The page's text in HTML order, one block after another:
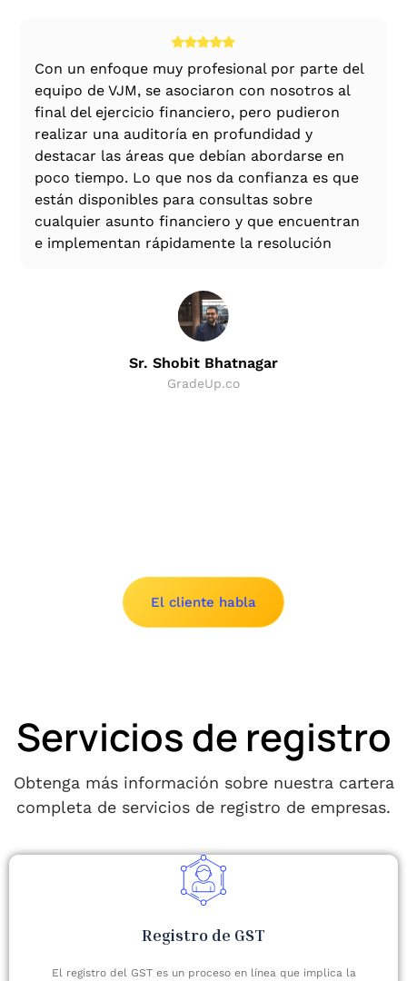
Con un enfoque muy profesional por parte del
equipo de VJM, se asociaron con nosotros al
final del ejercicio financiero, pero pudieron
realizar una auditoría en profundidad y
destacar las áreas que debían abordarse en
poco tiempo. Lo que nos da confianza es que
están disponibles para consultas sobre
cualquier asunto financiero y que encuentran
e implementan rápidamente la resolución
Sr. Shobit Bhatnagar
GradeUp.co
El cliente habla
Servicios de registro
Obtenga más información sobre nuestra cartera
completa de servicios de registro de empresas.
Registro de GST
El registro del GST es un proceso en línea que implica la